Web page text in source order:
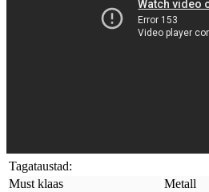
Tagataustad:
Must klaas
Metall